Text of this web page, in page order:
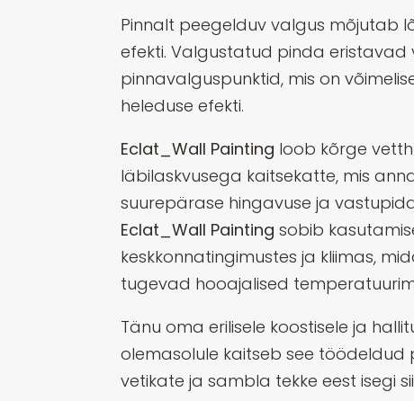
Pinnalt peegelduv valgus mõjutab
efekti. Valgustatud pinda eristavad
pinnavalguspunktid, mis on
heleduse efekti.
Eclat_Wall Painting loob kõrge
läbilaskvusega kaitsekatte, mis
suurepärase hingavuse ja
Eclat_Wall Painting sobib
keskkonnatingimustes ja kliimas,
tugevad hooajalised
Tänu oma erilisele koostisele ja
olemasolule kaitseb see töödeldud
vetikate ja sambla tekke eest isegi